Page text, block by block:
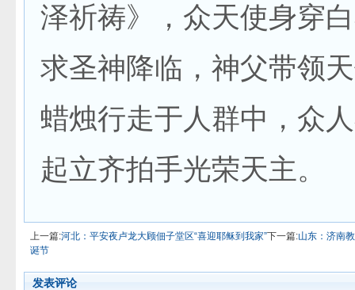
泽祈祷》，众天使身穿
求圣神降临，神父带领
蜡烛行走于人群中，众
起立齐拍手光荣天主。
上一篇:河北：平安夜卢龙大顾佃子堂区“喜迎耶稣到我家”下一篇:山东：济南
诞节
发表评论